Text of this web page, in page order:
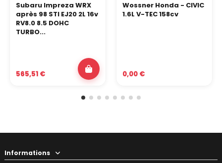
Subaru Impreza WRX
après 98 STI EJ20 2L 16v
RV8.0 8.5 DOHC
TURBO...
565,51 €
Wossner Honda - CIVIC
1.6L V-TEC 158cv
0,00 €
Informations